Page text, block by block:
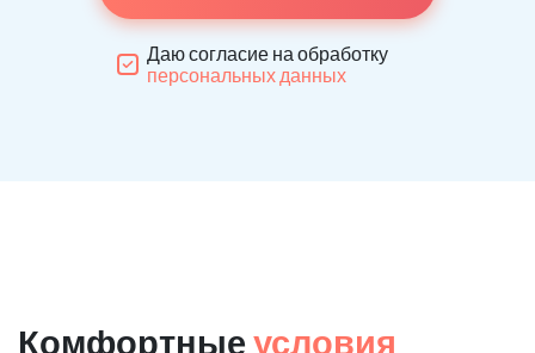
Даю согласие на обработку
персональных данных
Комфортные условия